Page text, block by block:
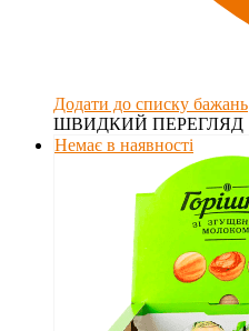
Додати до списку бажань
ШВИДКИЙ ПЕРЕГЛЯД
Немає в наявності